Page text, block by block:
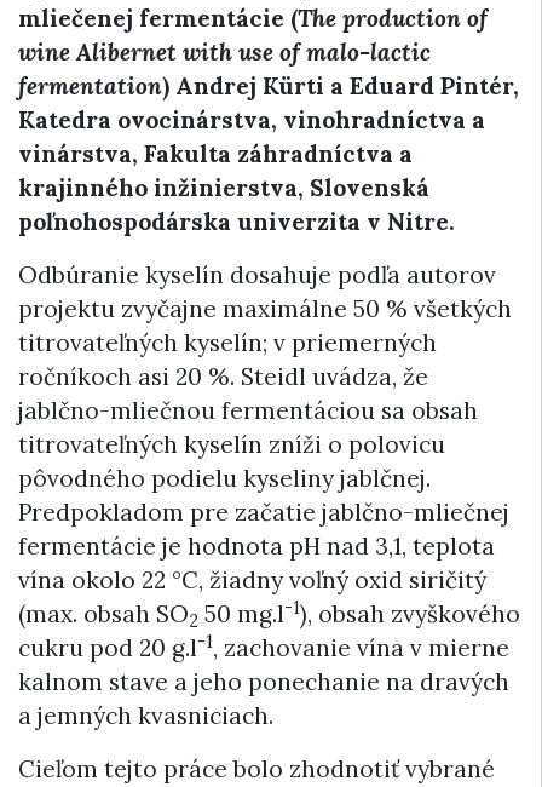
mliečenej fermentácie (The production of
wine Alibernet with use of malo-lactic
fermentation) Andrej Kürti a Eduard Pintér,
Katedra ovocinárstva, vinohradníctva a
vinárstva, Fakulta záhradníctva a
krajinného inžinierstva, Slovenská
poľnohospodárska univerzita v Nitre.
Odbúranie kyselín dosahuje podľa autorov
projektu zvyčajne maximálne 50 % všetkých
titrovateľných kyselín; v priemerných
ročníkoch asi 20 %. Steidl uvádza, že
jablčno-mliečnou fermentáciou sa obsah
titrovateľných kyselín zníži o polovicu
pôvodného podielu kyseliny jablčnej.
Predpokladom pre začatie jablčno-mliečnej
fermentácie je hodnota pH nad 3,1, teplota
vína okolo 22 °C, žiadny voľný oxid siričitý
(max. obsah SO2 50 mg.l-1), obsah zvyškového
cukru pod 20 g.l-1, zachovanie vína v mierne
kalnom stave a jeho ponechanie na dravých
a jemných kvasniciach.
Cieľom tejto práce bolo zhodnotiť vybrané